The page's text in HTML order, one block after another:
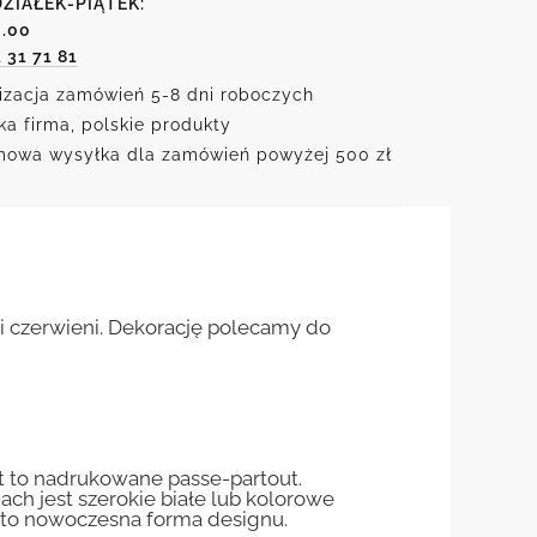
71 81
zamówień 5-8 dni roboczych
firma, polskie produkty
wysyłka dla zamówień powyżej 500 zł
Dekorację polecamy do
to nadrukowane passe-partout.
jest szerokie białe lub kolorowe
nowoczesna forma designu.